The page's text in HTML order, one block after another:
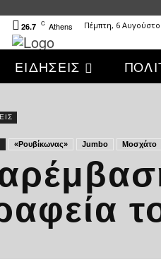
26.7 C Athens Πέμπτη, 6
ΕΙΔΗΣΕΙΣ
«Ρουβίκωνας» Jumbo Μοσχάτο